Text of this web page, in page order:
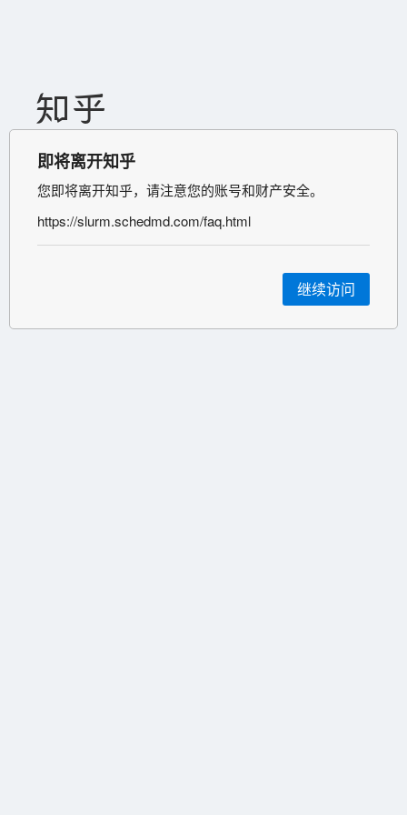
即将离开知乎
您即将离开知乎，请注意您的账号和财产安全。
https://slurm.schedmd.com/faq.html
继续访问